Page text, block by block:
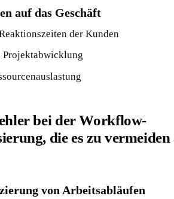
auf das Geschäft
der Kunden
Projektabwicklung
bei der Workflow-
die es zu vermeiden
von Arbeitsabläufen